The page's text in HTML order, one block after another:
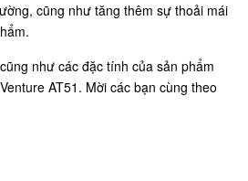
cũng như tăng thêm sự thoải mái
như các đặc tính của sản phẩm
AT51. Mời các bạn cùng theo